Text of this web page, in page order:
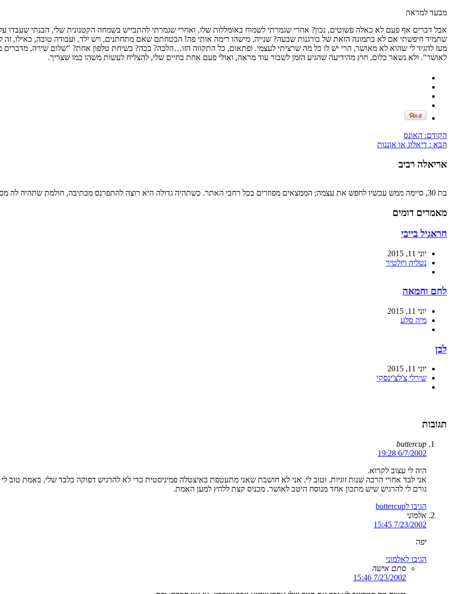
מבעד למראה
אבל דברים אף פעם לא כאלה פשוטים, נכון? אחרי שגמרתי לשמוח באומללות שלו, ואחרי שגמרתי להתבייש בשמחה הקטנונית שלי, הבנתי
שתמיד חיפשתי אם לא בתמונה הזאת של בורגנות שבעה? שנייה, מישהו רימה אותי פה! הבטחתם שאם מתחתנים, ויש ילד, ועבודה טובה, כאילו,
מעז להגיד לי שהוא לא מאושר, הרי יש לו כל מה שרציתי לעצמי. ופתאום, כל התקווה הזו…הלכה? ככה? בשיחת טלפון אחת? "שלום שירה, מדברים
לאושר". ולא נשאר כלום, חוץ מהידיעה שהגיע הזמן לשבור עוד מראה, ואולי פעם אחת בחיים שלי, להצליח לעשות משהו כמו שצריך.
הקודם: האונס
הבא : דיאלוג או אוננות
אריאלה רביב
בת 30, סיימה ממש עכשיו לחפש את עצמה; הממצאים מפוזרים בכל רחבי האתר. כשתהיה גדולה היא רוצה להתפרנס מכתיבה, חולמת שתהיה לה מספיק משמעת עצמית כדי לכתוב ספר.
מאמרים דומים
חראגיל בייבי
יוני 11, 2015
נטליה ויזלטיר
לחם וחמאה
יוני 11, 2015
מיה סלע
לבן
יוני 11, 2015
שירלי צ'לצ'ינסקי
תגובות
buttercup
6/7/2002 19:28
היה לי עצוב לקרוא.
אני לבד אחרי הרבה שנות זוגיות. וטוב לי. אני לא חושבת שאני מתעטפת באיצטלה פמיניסטית כדי לא להרגיש דפוקה בלבד שלי. באמת
גורם לי להרגיש שיש מתכון אחד מנוסח היטב לאושר. מכניס קצת ללחץ למען האמת.
הגיבו לbuttercup
אלמוני
7/23/2002 15:45
יפה
הגיבו לאלמוני
סתם אישה
7/23/2002 15:46